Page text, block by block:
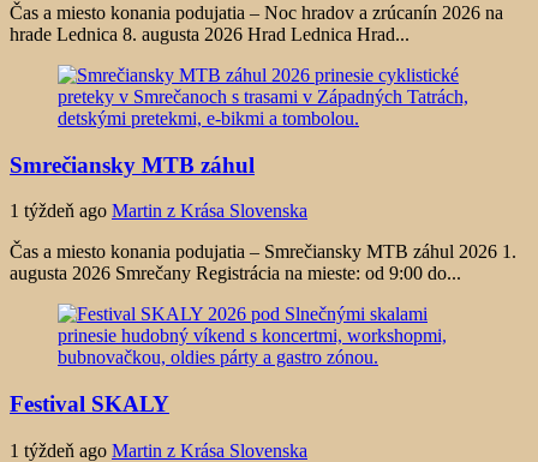
Čas a miesto konania podujatia – Noc hradov a zrúcanín 2026 na
hrade Lednica 8. augusta 2026 Hrad Lednica Hrad...
Smrečiansky MTB záhul
1 týždeň ago Martin z Krása Slovenska
Čas a miesto konania podujatia – Smrečiansky MTB záhul 2026 1.
augusta 2026 Smrečany Registrácia na mieste: od 9:00 do...
Festival SKALY
1 týždeň ago Martin z Krása Slovenska